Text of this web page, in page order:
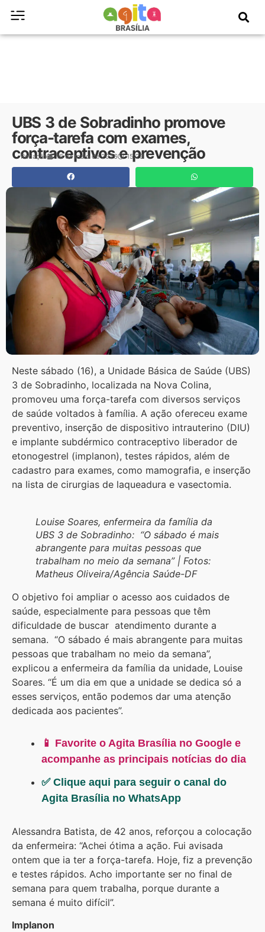
UBS 3 de Sobradinho promove
força-tarefa com exames,
contraceptivos e prevenção
Redação 16 de maio de 2026 15:23
Neste sábado (16), a Unidade Básica de Saúde (UBS)
3 de Sobradinho, localizada na Nova Colina,
promoveu uma força-tarefa com diversos serviços
de saúde voltados à família. A ação ofereceu exame
preventivo, inserção de dispositivo intrauterino (DIU)
e implante subdérmico contraceptivo liberador de
etonogestrel (implanon), testes rápidos, além de
cadastro para exames, como mamografia, e inserção
na lista de cirurgias de laqueadura e vasectomia.
Louise Soares, enfermeira da família da
UBS 3 de Sobradinho: “O sábado é mais
abrangente para muitas pessoas que
trabalham no meio da semana” | Fotos:
Matheus Oliveira/Agência Saúde-DF
O objetivo foi ampliar o acesso aos cuidados de
saúde, especialmente para pessoas que têm
dificuldade de buscar atendimento durante a
semana. “O sábado é mais abrangente para muitas
pessoas que trabalham no meio da semana”,
explicou a enfermeira da família da unidade, Louise
Soares. “É um dia em que a unidade se dedica só a
esses serviços, então podemos dar uma atenção
dedicada aos pacientes”.
📱 Favorite o Agita Brasília no Google e
acompanhe as principais notícias do dia
✅ Clique aqui para seguir o canal do
Agita Brasília no WhatsApp
Alessandra Batista, de 42 anos, reforçou a colocação
da enfermeira: “Achei ótima a ação. Fui avisada
ontem que ia ter a força-tarefa. Hoje, fiz a prevenção
e testes rápidos. Acho importante ser no final de
semana para quem trabalha, porque durante a
semana é muito difícil”.
Implanon